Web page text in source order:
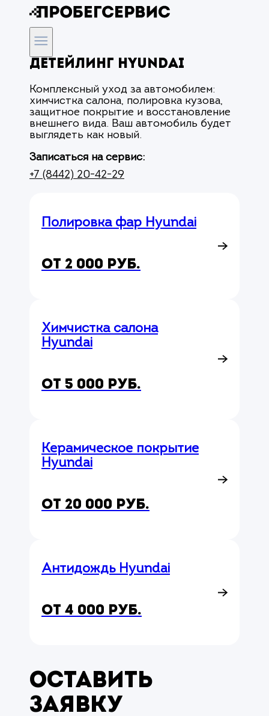
Детейлинг Hyundai
Комплексный уход за автомобилем:
химчистка салона, полировка кузова,
защитное покрытие и восстановление
внешнего вида. Ваш автомобиль будет
выглядеть как новый.
Записаться на сервис:
+7 (8442) 20-42-29
Полировка фар Hyundai
от 2 000 руб.
Химчистка салона
Hyundai
от 5 000 руб.
Керамическое покрытие
Hyundai
от 20 000 руб.
Антидождь Hyundai
от 4 000 руб.
Оставить
заявку